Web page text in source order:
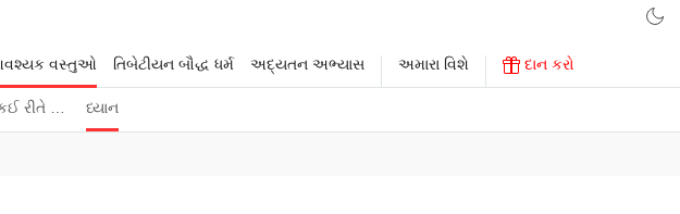
વસ્તુઓ
રીતે … ધ્યાન
તિબેટીયન બૌદ્ધ ધર્મ અદ્યતન અભ્યાસ અમારા વિશે દાન કરો